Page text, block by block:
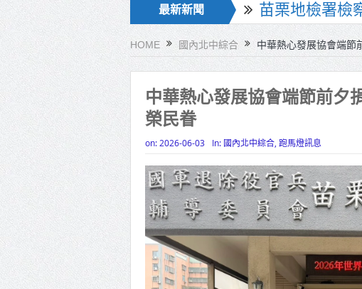
最新新聞
彰化聯合捐贈
美濃稻米品質
蔣萬安指示各
新北行動治理
中壢三教紫雲
新竹市郵局愛
歷史建築原台
高雄航太業超
階培訓
新冠就醫暴增
HOME 國內北中綜合 中華熱心發展協會端節
中華熱心發展協會端節前夕
榮民眷
on: 2026-06-03 In: 國內北中綜合 跑馬燈訊息